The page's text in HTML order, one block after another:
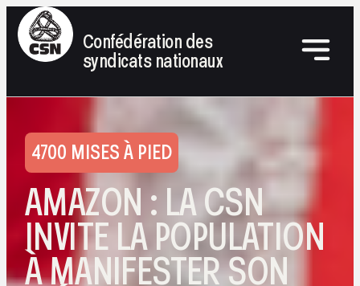
Confédération des
syndicats nationaux
4700 MISES À PIED
AMAZON : LA CSN
INVITE LA POPULATION
À MANIFESTER SON